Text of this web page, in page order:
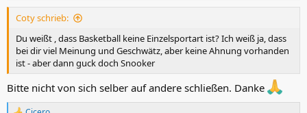
Coty schrieb:
Du weißt , dass Basketball keine Einzelsportart ist? Ich weiß ja, dass
bei dir viel Meinung und Geschwätz, aber keine Ahnung vorhanden
ist - aber dann guck doch Snooker
Bitte nicht von sich selber auf andere schließen. Danke